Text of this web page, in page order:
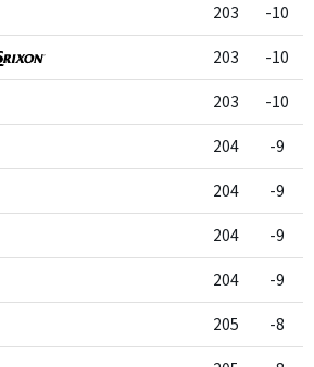
203 -10
203 -10
203 -10
204 -9
204 -9
204 -9
204 -9
205 -8